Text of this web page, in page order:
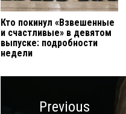
Кто покинул «Взвешенные
и счастливые» в девятом
выпуске: подробности
недели
Навигация
Previous